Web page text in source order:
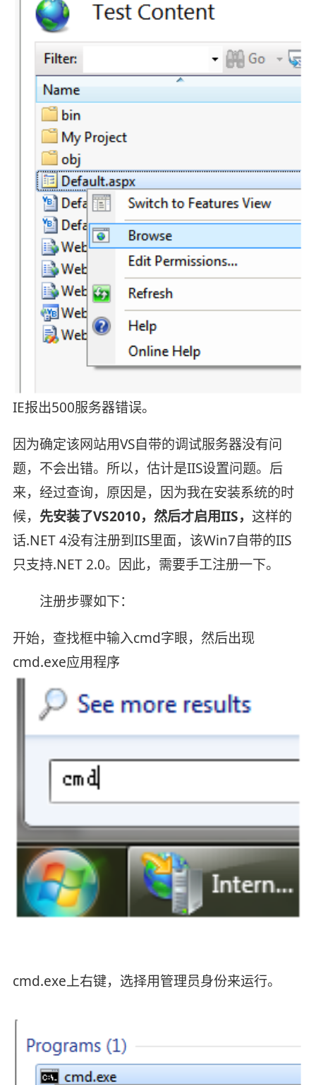
IE报出500服务器错误。
因为确定该网站用VS自带的调试服务器没有问
题，不会出错。所以，估计是IIS设置问题。后
来，经过查询，原因是，因为我在安装系统的时
候， 先安装了VS2010，然后才启用IIS， 这样的
话.NET 4没有注册到IIS里面，该Win7自带的IIS
只支持.NET 2.0。因此，需要手工注册一下。
注册步骤如下：
开始，查找框中输入cmd字眼，然后出现
cmd.exe应用程序
cmd.exe上右键，选择用管理员身份来运行。